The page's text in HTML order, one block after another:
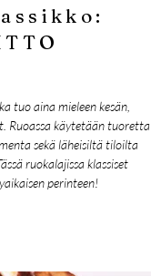
tuo aina mieleen kesän,
Ruoassa käytetään tuoretta
sekä läheisiltä tiloilta
ruokalajissa klassiset
perinteen!